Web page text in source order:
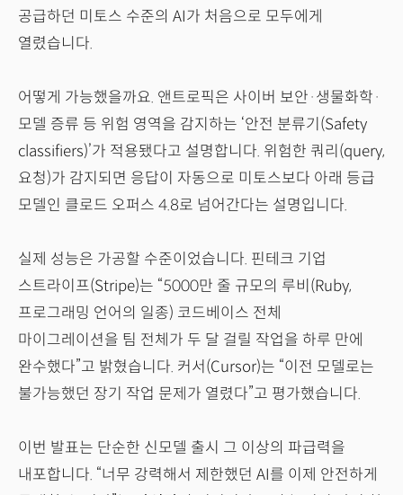
공급하던 미토스 수준의 AI가 처음으로 모두에게
열렸습니다.
어떻게 가능했을까요. 앤트로픽은 사이버 보안·생물화학·
모델 증류 등 위험 영역을 감지하는 ‘안전 분류기(Safety
classifiers)’가 적용됐다고 설명합니다. 위험한 쿼리(query,
요청)가 감지되면 응답이 자동으로 미토스보다 아래 등급
모델인 클로드 오퍼스 4.8로 넘어간다는 설명입니다.
실제 성능은 가공할 수준이었습니다. 핀테크 기업
스트라이프(Stripe)는 “5000만 줄 규모의 루비(Ruby,
프로그래밍 언어의 일종) 코드베이스 전체
마이그레이션을 팀 전체가 두 달 걸릴 작업을 하루 만에
완수했다”고 밝혔습니다. 커서(Cursor)는 “이전 모델로는
불가능했던 장기 작업 문제가 열렸다”고 평가했습니다.
이번 발표는 단순한 신모델 출시 그 이상의 파급력을
내포합니다. “너무 강력해서 제한했던 AI를 이제 안전하게